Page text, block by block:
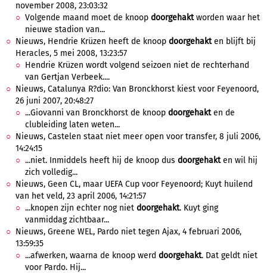
november 2008, 23:03:32
Volgende maand moet de knoop doorgehaktworden waar het
nieuwe stadion van...
Nieuws, Hendrie Krüzen heeft de knoop doorgehakten blijft bij
Heracles, 5 mei 2008, 13:23:57
Hendrie Krüzen wordt volgend seizoen niet de rechterhand
van Gertjan Verbeek....
Nieuws, Catalunya R?dio: Van Bronckhorst kiest voor Feyenoord,
26 juni 2007, 20:48:27
...Giovanni van Bronckhorst de knoop doorgehakten de
clubleiding laten weten...
Nieuws, Castelen staat niet meer open voor transfer, 8 juli 2006,
14:24:15
...niet. Inmiddels heeft hij de knoop dus doorgehakten wil hij
zich volledig...
Nieuws, Geen CL, maar UEFA Cup voor Feyenoord; Kuyt huilend
van het veld, 23 april 2006, 14:21:57
...knopen zijn echter nog niet doorgehakt. Kuyt ging
vanmiddag zichtbaar...
Nieuws, Greene WEL, Pardo niet tegen Ajax, 4 februari 2006,
13:59:35
...afwerken, waarna de knoop werd doorgehakt. Dat geldt niet
voor Pardo. Hij...